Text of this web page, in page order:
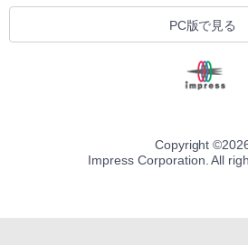
PC版で見る
Copyright ©
Impress Corporation. All